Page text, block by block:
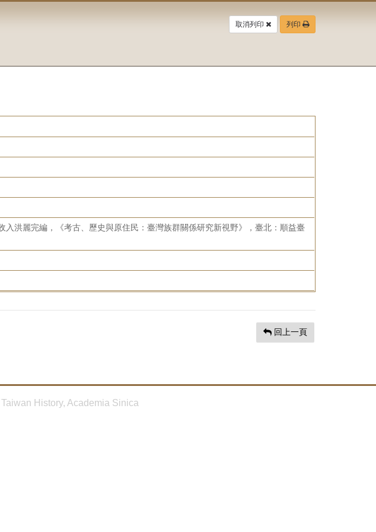
取消列印 列印
入洪麗完編，《考古、歷史與原住民：臺灣族群關係研究新視野》，臺北：順益臺
回上一頁
History, Academia Sinica